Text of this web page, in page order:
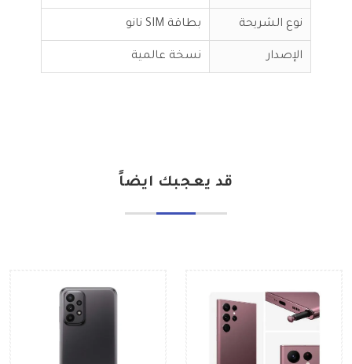
نوع الشريحة بطاقة SIM نانو
الإصدار نسخة عالمية
قد يعجبك ايضاً